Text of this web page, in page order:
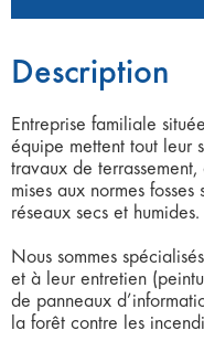
Description
Entreprise familiale
équipe mettent tout leur
travaux de
mises aux normes
réseaux secs et humides.
Nous sommes
et à leur entretien
de panneaux
la forêt contre les